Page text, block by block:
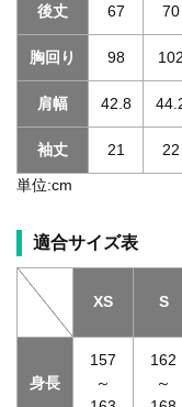
後丈 67 70
胸回り 98 102
肩幅 42.8
袖丈 21 22
単位:cm
適合サイズ表
XS S
身長
157
～
162
～